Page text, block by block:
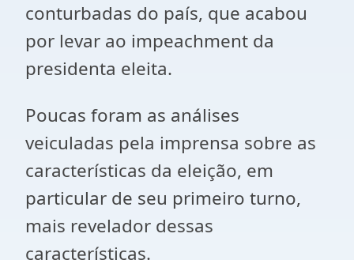
conturbadas do país, que acabou
por levar ao impeachment da
presidenta eleita.
Poucas foram as análises
veiculadas pela imprensa sobre as
características da eleição, em
particular de seu primeiro turno,
mais revelador dessas
características.